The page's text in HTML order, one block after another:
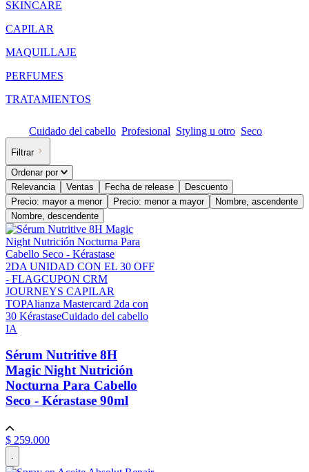
SKINCARE
CAPILAR
MAQUILLAJE
PERFUMES
TRATAMIENTOS
Cuidado del cabello Profesional Styling u otro Seco
Filtrar
Ordenar por
Relevancia
Ventas Fecha de release
Descuento
Precio: mayor a menor
Precio: menor a mayor
Nombre, ascendente
Nombre, descendente
2DA UNIDAD CON EL 30 OFF
- FLAGCUPON CRM
JOURNEYS CAPILAR
TOPAlianza Mastercard 2da con
30 KérastaseCuidado del cabello
IA
Sérum Nutritive 8H
Magic Night Nutrición
Nocturna Para Cabello
Seco - Kérastase 90ml
$ 259.000
.